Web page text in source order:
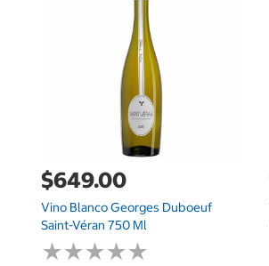
$649.00
Vino Blanco Georges Duboeuf
Saint-Véran 750 Ml
★★★★★
★★★★★